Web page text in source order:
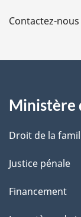
a
e
Contactez-nous
Ministère
Droit de la
Justice pénale
Financement